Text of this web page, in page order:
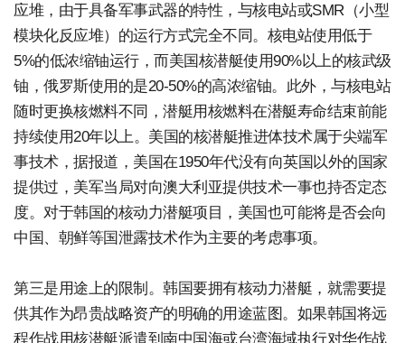
应堆，由于具备军事武器的特性，与核电站或SMR（小型
模块化反应堆）的运行方式完全不同。核电站使用低于
5%的低浓缩铀运行，而美国核潜艇使用90%以上的核武级
铀，俄罗斯使用的是20-50%的高浓缩铀。此外，与核电站
随时更换核燃料不同，潜艇用核燃料在潜艇寿命结束前能
持续使用20年以上。美国的核潜艇推进体技术属于尖端军
事技术，据报道，美国在1950年代没有向英国以外的国家
提供过，美军当局对向澳大利亚提供技术一事也持否定态
度。对于韩国的核动力潜艇项目，美国也可能将是否会向
中国、朝鲜等国泄露技术作为主要的考虑事项。
第三是用途上的限制。韩国要拥有核动力潜艇，就需要提
供其作为昂贵战略资产的明确的用途蓝图。如果韩国将远
程作战用核潜艇派遣到南中国海或台湾海域执行对华作战